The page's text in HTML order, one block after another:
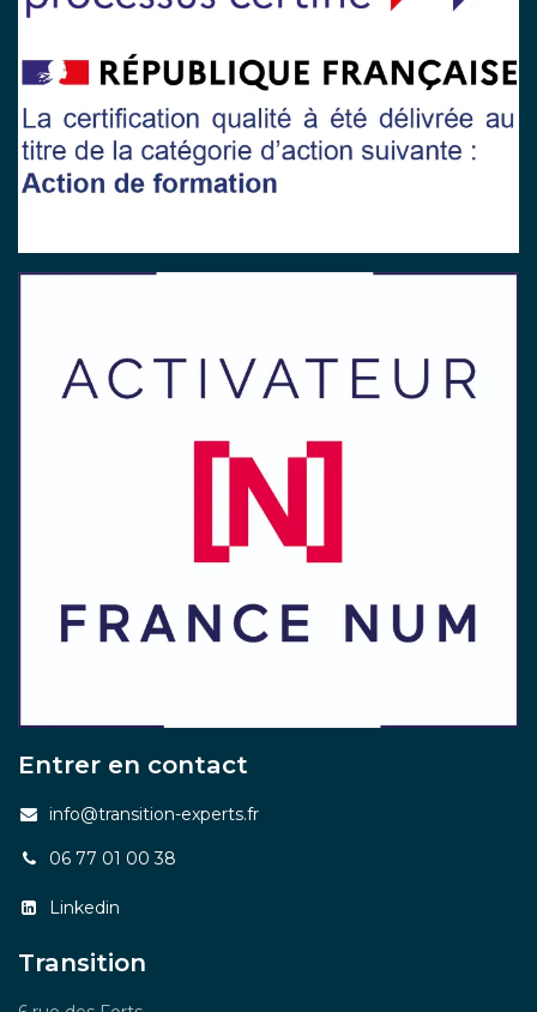
Entrer en contact
info@transition-experts.fr
06 77 01 00 38
Linkedin
Transition